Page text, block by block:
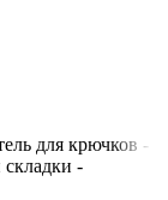
для крючков -
-